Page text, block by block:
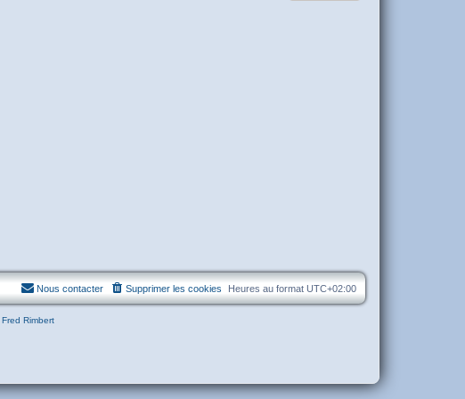
Heures au format UTC+02:00
Supprimer les cookies
Nous contacter
Fred Rimbert